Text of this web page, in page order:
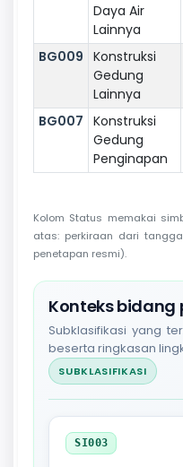
Daya Air
Lainnya
BG009 Konstruksi
Gedung
Lainnya
BG007 Konstruksi
Gedung
Penginapan
Kolom Status memakai
atas: perkiraan dari
penetapan resmi).
Konteks bidang
Subklasifikasi yang
beserta ringkasan
SUBKLASIFIKASI
SI003